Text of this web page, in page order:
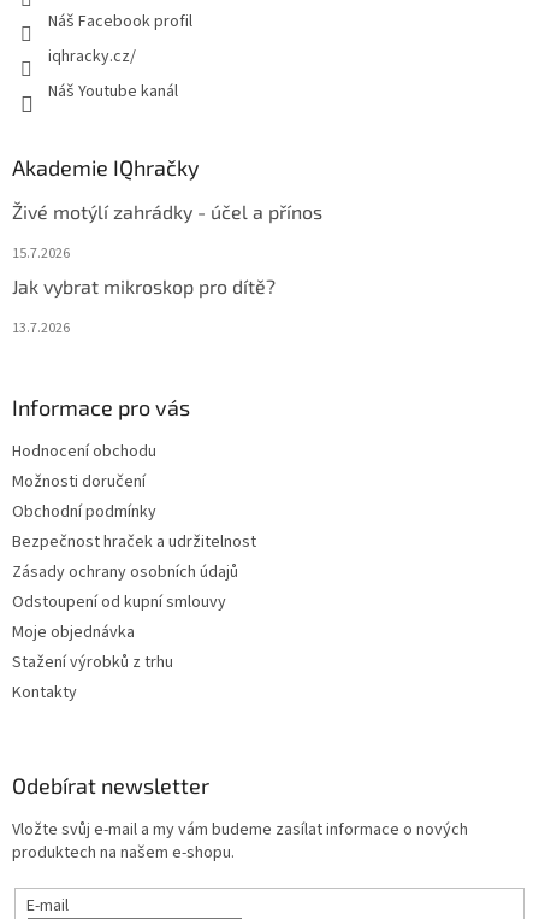
Náš Facebook profil
iqhracky.cz/
Náš Youtube kanál
Akademie IQhračky
Živé motýlí zahrádky - účel a přínos
15.7.2026
Jak vybrat mikroskop pro dítě?
13.7.2026
Informace pro vás
Hodnocení obchodu
Možnosti doručení
Obchodní podmínky
Bezpečnost hraček a udržitelnost
Zásady ochrany osobních údajů
Odstoupení od kupní smlouvy
Moje objednávka
Stažení výrobků z trhu
Kontakty
Odebírat newsletter
Vložte svůj e-mail a my vám budeme zasílat informace o nových
produktech na našem e-shopu.
E-mail